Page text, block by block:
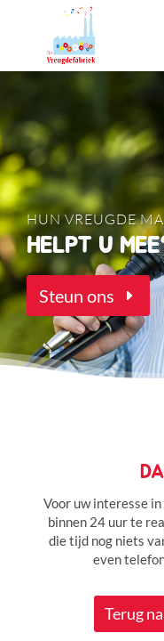
HUN VREUGDE
HELPT U
Steun ons
Voor uw interesse
binnen 24 uur te
die tijd nog niets
even
Terug